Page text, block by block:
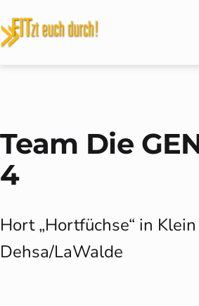
Inhalt
Team Die
4
Hort „Hortfüchse“ in Klein
Dehsa/LaWalde